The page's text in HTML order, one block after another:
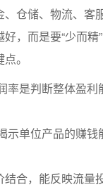
、仓储、物流、客
，而是要“少而精
。
率是判断整体盈利
示单位产品的赚钱
合，能反映流量